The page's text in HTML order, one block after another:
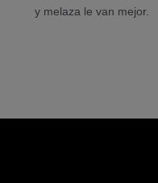
y melaza le van mejor.